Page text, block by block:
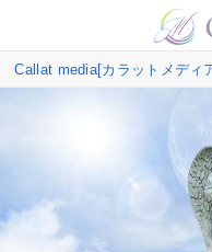
Callat media[カラットメディ